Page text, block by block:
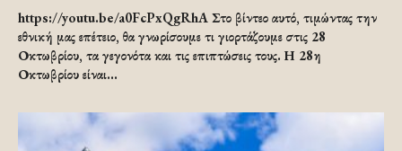
https://youtu.be/a0FcPxQgRhA Στο βίντεο αυτό, τιμώντας την
εθνική μας επέτειο, θα γνωρίσουμε τι γιορτάζουμε στις 28
Οκτωβρίου, τα γεγονότα και τις επιπτώσεις τους. Η 28η
Οκτωβρίου είναι...